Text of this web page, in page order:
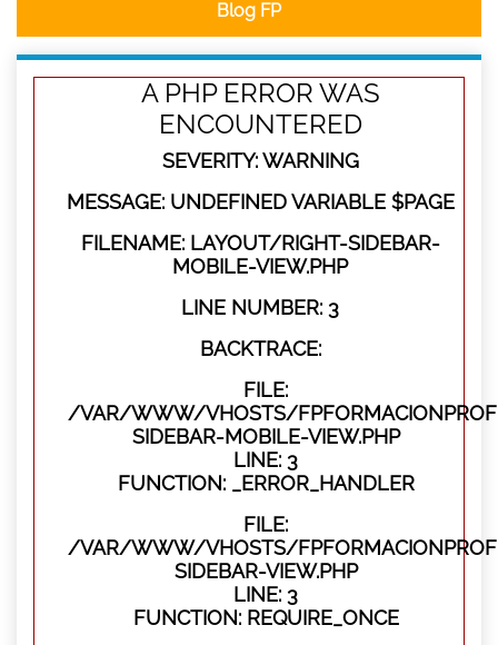
Blog FP
A PHP ERROR WAS
ENCOUNTERED
SEVERITY: WARNING
MESSAGE: UNDEFINED VARIABLE $PAGE
FILENAME: LAYOUT/RIGHT-SIDEBAR-
MOBILE-VIEW.PHP
LINE NUMBER: 3
BACKTRACE:
FILE:
/VAR/WWW/VHOSTS/
SIDEBAR-MOBILE-VIEW.PHP
LINE: 3
FUNCTION: _ERROR_HANDLER
FILE:
/VAR/WWW/VHOSTS/
SIDEBAR-VIEW.PHP
LINE: 3
FUNCTION: REQUIRE_ONCE